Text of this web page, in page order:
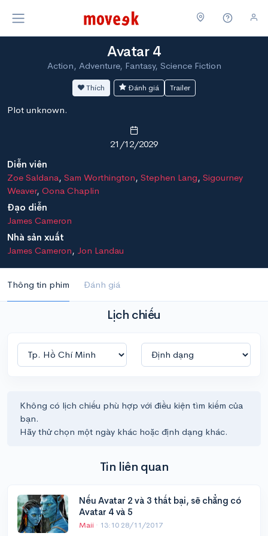
Avatar 4
Action, Adventure, Fantasy, Science Fiction
Thích Đánh giá Trailer
Plot unknown.
21/12/2029
Diễn viên
Zoe Saldana, Sam Worthington, Stephen Lang, Sigourney
Weaver, Oona Chaplin
Đạo diễn
James Cameron
Nhà sản xuất
James Cameron, Jon Landau
Thông tin phim Đánh giá
Lịch chiếu
Không có lịch chiếu phù hợp với điều kiện tìm kiếm của
bạn.
Hãy thử chọn một ngày khác hoặc định dạng khác.
Tin liên quan
Nếu Avatar 2 và 3 thất bại, sẽ chẳng có
Avatar 4 và 5
Maii · 13:10 28/11/2017